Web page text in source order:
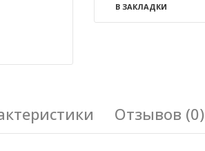
В ЗАКЛАДКИ
Отзывов (0)